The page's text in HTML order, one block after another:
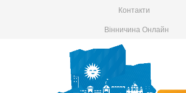
Контакти
Вінничина Онлайн